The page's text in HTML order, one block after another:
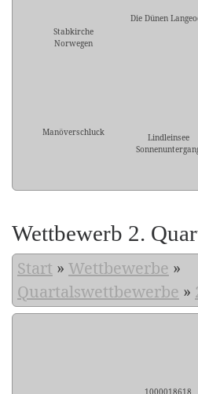
Stabkirche
Norwegen
Die Dünen
Manöverschluck
Lindleinsee
Wettbewerb 2.
Start » Wettbewerbe »
Quartalswettbewerbe »
1000018618